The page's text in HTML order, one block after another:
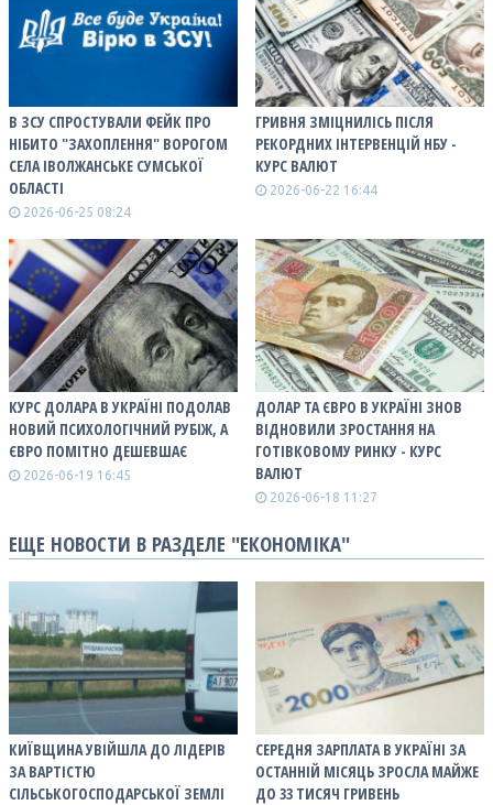
В ЗСУ СПРОСТУВАЛИ ФЕЙК ПРО
НІБИТО "ЗАХОПЛЕННЯ" ВОРОГОМ
СЕЛА ІВОЛЖАНСЬКЕ СУМСЬКОЇ
ОБЛАСТІ
2026-06-25 08:24
ГРИВНЯ ЗМІЦНИЛІСЬ ПІСЛЯ
РЕКОРДНИХ ІНТЕРВЕНЦІЙ НБУ -
КУРС ВАЛЮТ
2026-06-22 16:44
КУРС ДОЛАРА В УКРАЇНІ ПОДОЛАВ
НОВИЙ ПСИХОЛОГІЧНИЙ РУБІЖ, А
ЄВРО ПОМІТНО ДЕШЕВШАЄ
2026-06-19 16:45
ДОЛАР ТА ЄВРО В УКРАЇНІ ЗНОВ
ВІДНОВИЛИ ЗРОСТАННЯ НА
ГОТІВКОВОМУ РИНКУ - КУРС
ВАЛЮТ
2026-06-18 11:27
ЕЩЕ НОВОСТИ В РАЗДЕЛЕ "ЕКОНОМІКА"
КИЇВЩИНА УВІЙШЛА ДО ЛІДЕРІВ
ЗА ВАРТІСТЮ
СІЛЬСЬКОГОСПОДАРСЬКОЇ ЗЕМЛІ
СЕРЕДНЯ ЗАРПЛАТА В УКРАЇНІ ЗА
ОСТАННІЙ МІСЯЦЬ ЗРОСЛА МАЙЖЕ
ДО 33 ТИСЯЧ ГРИВЕНЬ